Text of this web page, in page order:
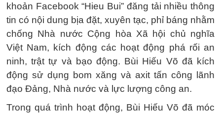
khoản Facebook “Hieu Bui” đăng tải nhiều thông
tin có nội dung bịa đặt, xuyên tạc, phỉ báng nhằm
chống Nhà nước Cộng hòa Xã hội chủ nghĩa
Việt Nam, kích động các hoạt động phá rối an
ninh, trật tự và bạo động. Bùi Hiếu Võ đã kích
động sử dụng bom xăng và axit tấn công lãnh
đạo Đảng, Nhà nước và lực lượng công an.
Trong quá trình hoạt động, Bùi Hiếu Võ đã móc